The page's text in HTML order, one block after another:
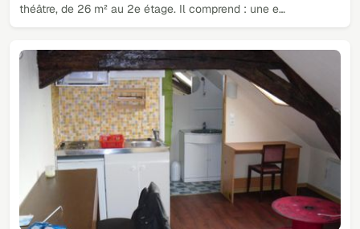
théâtre, de 26 m² au 2e étage. Il comprend : une e…